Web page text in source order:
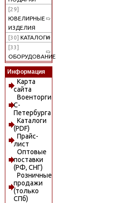
[29]
ЮВЕЛИРНЫЕ
ИЗДЕЛИЯ
[30] КАТАЛОГИ
[33]
ОБОРУДОВАНИЕ
Информация
Карта
сайта
Военторги
С-
Петербурга
Каталоги
(PDF)
Прайс-
лист
Оптовые
поставки
(РФ, СНГ)
Розничные
продажи
(только
СПб)